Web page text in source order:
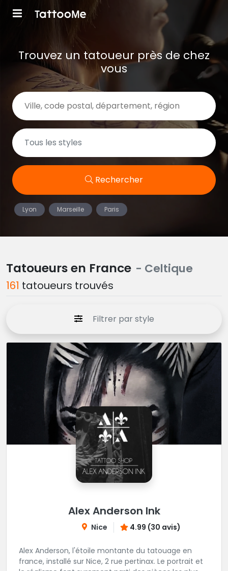
Trouvez un tatoueur près de chez
vous
Rechercher
Lyon Marseille Paris
Tatoueurs en France - Celtique
161 tatoueurs trouvés
Filtrer par style
Alex Anderson Ink
Nice 4.99 (30 avis)
Alex Anderson, l'étoile montante du tatouage en
france, installé sur Nice, 2 rue pertinax. Le portrait et